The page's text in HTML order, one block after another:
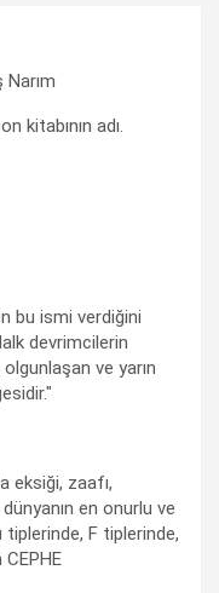
kitabının adı.
bu ismi verdiğini
devrimcilerin
olgunlaşan ve yarın
eksiği, zaafı,
en onurlu ve
tiplerinde, F tiplerinde,